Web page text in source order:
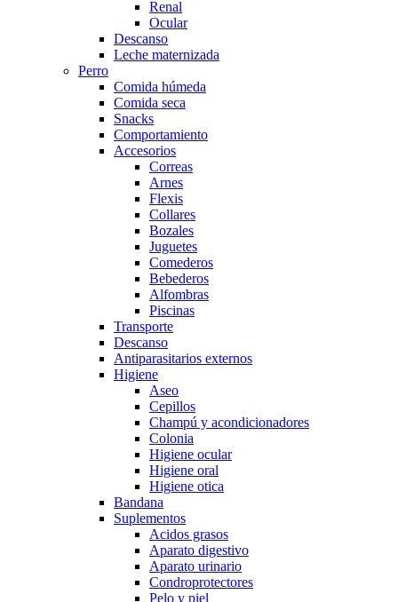
Renal
Ocular
Descanso
Leche maternizada
Perro
Comida húmeda
Comida seca
Snacks
Comportamiento
Accesorios
Correas
Arnes
Flexis
Collares
Bozales
Juguetes
Comederos
Bebederos
Alfombras
Piscinas
Transporte
Descanso
Antiparasitarios externos
Higiene
Aseo
Cepillos
Champú y acondicionadores
Colonia
Higiene ocular
Higiene oral
Higiene otica
Bandana
Suplementos
Acidos grasos
Aparato digestivo
Aparato urinario
Condroprotectores
Pelo y piel